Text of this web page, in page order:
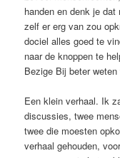
handen en denk je
zelf er erg van zou
dociel alles goed te
naar de knoppen te
Bezige Bij beter
Een klein verhaal. Ik
discussies, twee
twee die moesten
verhaal gehouden,